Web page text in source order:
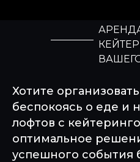
Хотите
беспокоясь о еде и
лофтов с
оптимальное
успешного события